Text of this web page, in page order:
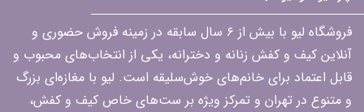
فروشگاه لیو با بیش از ۶ سال سابقه در زمینه فروش حضوری و
آنلاین کیف و کفش زنانه و دخترانه، یکی از انتخاب‌های محبوب و
قابل اعتماد برای خانم‌های خوش‌سلیقه است. لیو با مغازه‌ای بزرگ
و متنوع در تهران و تمرکز ویژه بر ست‌های خاص کیف و کفش،